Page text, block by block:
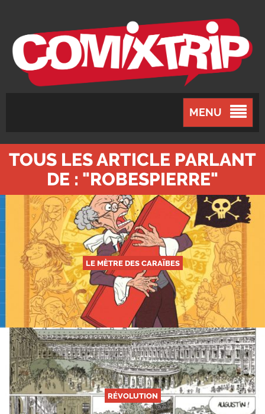
MENU
TOUS LES ARTICLE PARLANT
DE : "ROBESPIERRE"
LE MÈTRE DES CARAÏBES
RÉVOLUTION